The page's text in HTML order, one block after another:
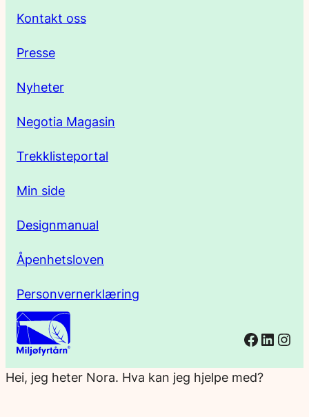
Kontakt oss
Presse
Nyheter
Negotia Magasin
Trekklisteportal
Min side
Designmanual
Åpenhetsloven
Personvernerklæring
Hei, jeg heter Nora. Hva kan jeg hjelpe med?